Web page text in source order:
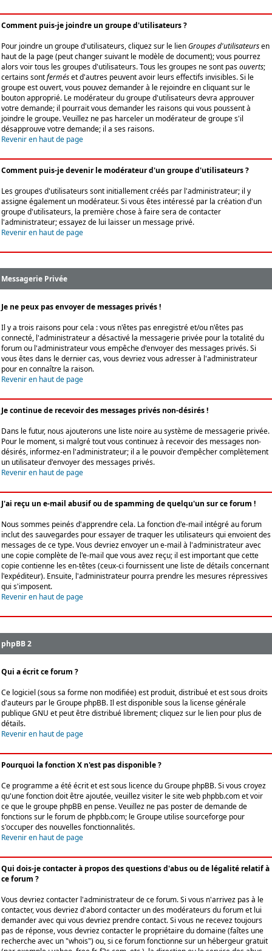
Comment puis-je joindre un groupe d'utilisateurs ?
Pour joindre un groupe d'utilisateurs, cliquez sur le lienGroupes d'utilisateursen
haut de la page (peut changer suivant le modèle de document); vous pourrez
alors voir tous les groupes d'utilisateurs. Tous les groupes ne sont pasouverts;
certains sontferméset d'autres peuvent avoir leurs effectifs invisibles. Si le
groupe est ouvert, vous pouvez demander à le rejoindre en cliquant sur le
bouton approprié. Le modérateur du groupe d'utilisateurs devra approuver
votre demande; il pourrait vous demander les raisons qui vous poussent à
joindre le groupe. Veuillez ne pas harceler un modérateur de groupe s'il
désapprouve votre demande; il a ses raisons.
Revenir en haut de page
Comment puis-je devenir le modérateur d'un groupe d'utilisateurs ?
Les groupes d'utilisateurs sont initiallement créés par l'administrateur; il y
assigne également un modérateur. Si vous êtes intéressé par la création d'un
groupe d'utilisateurs, la première chose à faire sera de contacter
l'administrateur; essayez de lui laisser un message privé.
Revenir en haut de page
Messagerie Privée
Je ne peux pas envoyer de messages privés !
Il y a trois raisons pour cela : vous n'êtes pas enregistré et/ou n'êtes pas
connecté, l'administrateur a désactivé la messagerie privée pour la totalité du
forum ou l'administrateur vous empêche d'envoyer des messages privés. Si
vous êtes dans le dernier cas, vous devriez vous adresser à l'administrateur
pour en connaître la raison.
Revenir en haut de page
Je continue de recevoir des messages privés non-désirés !
Dans le futur, nous ajouterons une liste noire au système de messagerie privée.
Pour le moment, si malgré tout vous continuez à recevoir des messages non-
désirés, informez-en l'administrateur; il a le pouvoir d'empêcher complètement
un utilisateur d'envoyer des messages privés.
Revenir en haut de page
J'ai reçu un e-mail abusif ou de spamming de quelqu'un sur ce forum !
Nous sommes peinés d'apprendre cela. La fonction d'e-mail intégré au forum
inclut des sauvegardes pour essayer de traquer les utilisateurs qui envoient des
messages de ce type. Vous devriez envoyer un e-mail à l'administrateur avec
une copie complète de l'e-mail que vous avez reçu; il est important que cette
copie contienne les en-têtes (ceux-ci fournissent une liste de détails concernant
l'expéditeur). Ensuite, l'administrateur pourra prendre les mesures répressives
qui s'imposent.
Revenir en haut de page
phpBB 2
Qui a écrit ce forum ?
Ce logiciel (sous sa forme non modifiée) est produit, distribué et est sous droits
d'auteurs par leGroupe phpBB. Il est disponible sous la license générale
publique GNU et peut être distribué librement; cliquez sur le lien pour plus de
détails.
Revenir en haut de page
Pourquoi la fonction X n'est pas disponible ?
Ce programme a été écrit et est sous licence du Groupe phpBB. Si vous croyez
qu'une fonction doit être ajoutée, veuillez visiter le site web phpbb.com et voir
ce que le groupe phpBB en pense. Veuillez ne pas poster de demande de
fonctions sur le forum de phpbb.com; le Groupe utilise sourceforge pour
s'occuper des nouvelles fonctionnalités.
Revenir en haut de page
Qui dois-je contacter à propos des questions d'abus ou de légalité relatif à
ce forum ?
Vous devriez contacter l'administrateur de ce forum. Si vous n'arrivez pas à le
contacter, vous devriez d'abord contacter un des modérateurs du forum et lui
demander avec qui vous devriez prendre contact. Si vous ne recevez toujours
pas de réponse, vous devriez contacter le propriétaire du domaine (faîtes une
recherche avec un "whois") ou, si ce forum fonctionne sur un hébergeur gratuit